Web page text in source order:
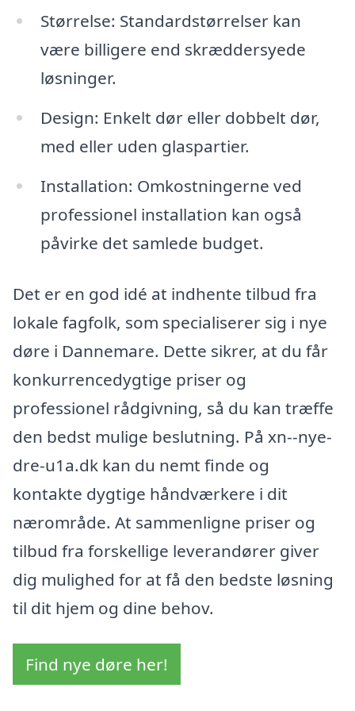
Størrelse: Standardstørrelser kan
være billigere end skræddersyede
løsninger.
Design: Enkelt dør eller dobbelt dør,
med eller uden glaspartier.
Installation: Omkostningerne ved
professionel installation kan også
påvirke det samlede budget.
Det er en god idé at indhente tilbud fra
lokale fagfolk, som specialiserer sig i nye
døre i Dannemare. Dette sikrer, at du får
konkurrencedygtige priser og
professionel rådgivning, så du kan træffe
den bedst mulige beslutning. På xn--nye-
dre-u1a.dk kan du nemt finde og
kontakte dygtige håndværkere i dit
nærområde. At sammenligne priser og
tilbud fra forskellige leverandører giver
dig mulighed for at få den bedste løsning
til dit hjem og dine behov.
Find nye døre her!